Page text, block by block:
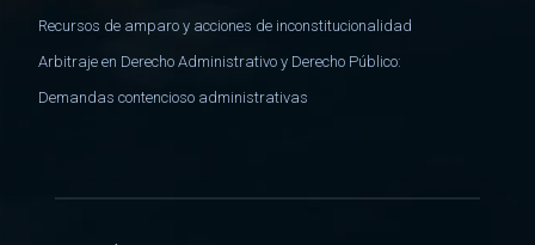
Recursos de amparo y acciones de inconstitucionalidad
Arbitraje en Derecho Administrativo y Derecho Público:
Demandas contencioso administrativas